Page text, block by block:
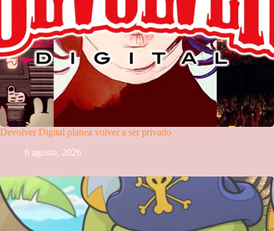
Devolver Digital planea volver a ser privado
6 agosto, 2026